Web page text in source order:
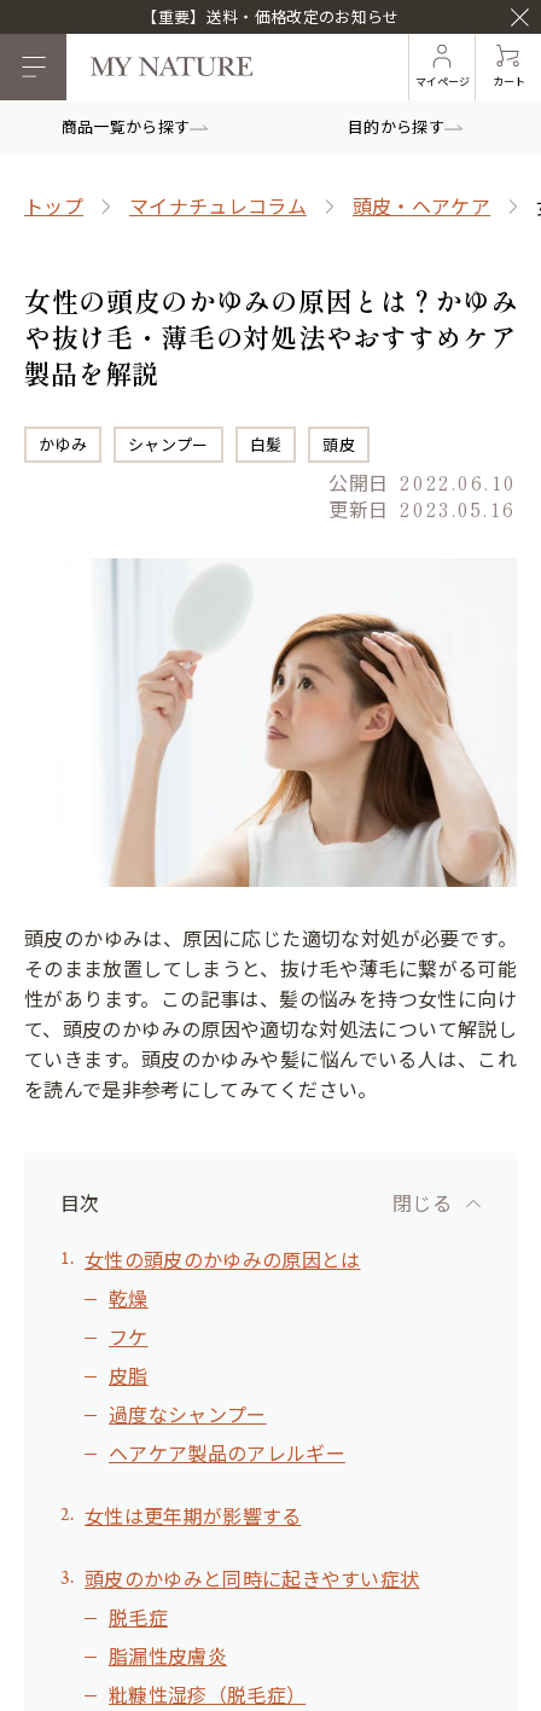
【重要】送料・価格改定のお知らせ
マイページ カート
商品一覧から探す 目的から探す
トップ マイナチュレコラム 頭皮・ヘアケア
女性の頭皮のかゆみの原因とは？かゆみ
や抜け毛・薄毛の対処法やおすすめケア
製品を解説
かゆみ シャンプー 白髪 頭皮
公開日 2022.06.10
更新日 2023.05.16
頭皮のかゆみは、原因に応じた適切な対処が必要です。
そのまま放置してしまうと、抜け毛や薄毛に繋がる可能
性があります。この記事は、髪の悩みを持つ女性に向け
て、頭皮のかゆみの原因や適切な対処法について解説し
ていきます。頭皮のかゆみや髪に悩んでいる人は、これ
を読んで是非参考にしてみてください。
目次
女性の頭皮のかゆみの原因とは
乾燥
フケ
皮脂
過度なシャンプー
ヘアケア製品のアレルギー
女性は更年期が影響する
頭皮のかゆみと同時に起きやすい症状
脱毛症
脂漏性皮膚炎
粃糠性湿疹（脱毛症）
閉じる